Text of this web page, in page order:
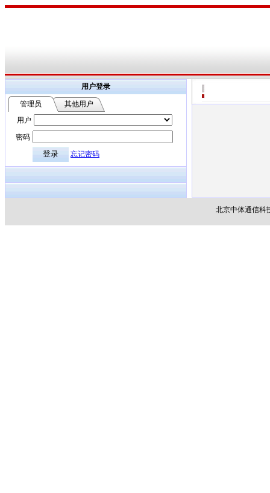
用户登录
管理员 其他用户
用户
密码
忘记密码
北京中体通信科